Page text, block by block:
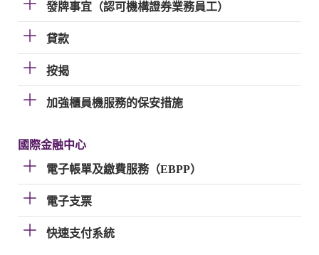
發牌事宜（認可機構證券業務員工）
貸款
按揭
加強櫃員機服務的保安措施
國際金融中心
電子帳單及繳費服務（EBPP）
電子支票
快速支付系統